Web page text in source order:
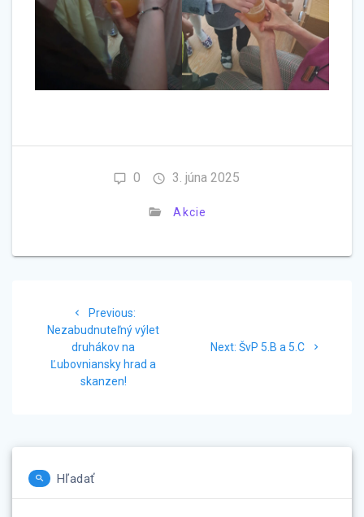
0 3. júna 2025
Akcie
článku
Previous:Previous
post:
Nezabudnuteľný výlet
druhákov na
Ľubovniansky hrad a
skanzen!
Next: Next
ŠvP 5.B a 5.C
Hľadať